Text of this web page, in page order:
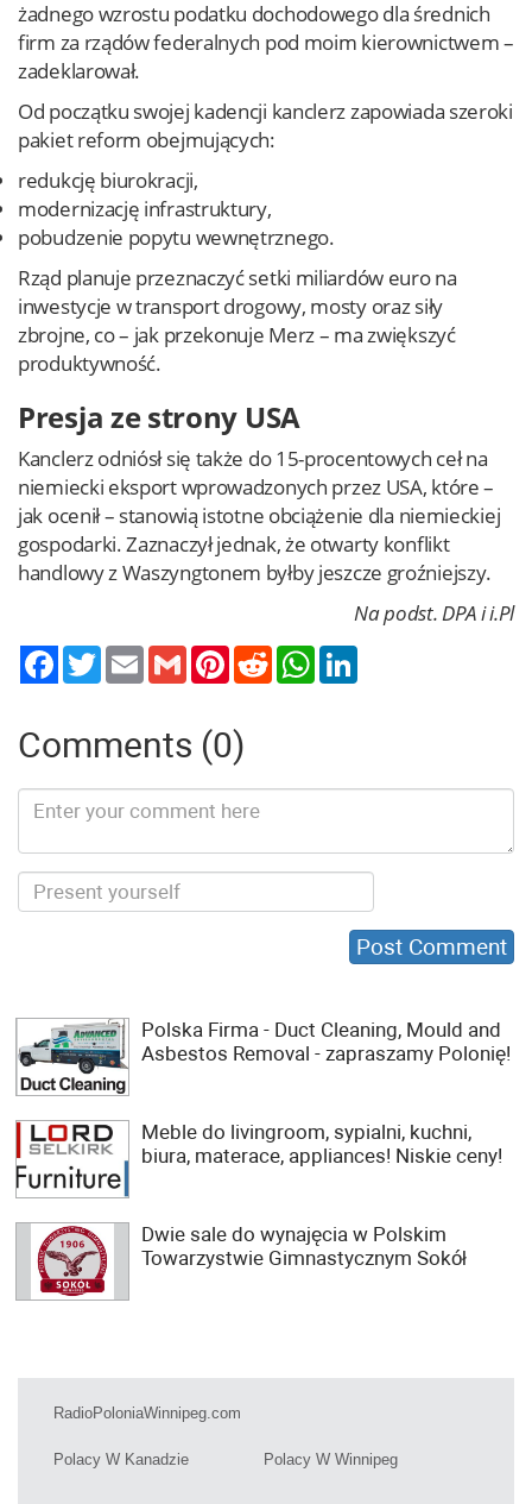
żadnego wzrostu podatku dochodowego dla średnich
firm za rządów federalnych pod moim kierownictwem –
zadeklarował.
Od początku swojej kadencji kanclerz zapowiada szeroki
pakiet reform obejmujących:
redukcję biurokracji,
modernizację infrastruktury,
pobudzenie popytu wewnętrznego.
Rząd planuje przeznaczyć setki miliardów euro na
inwestycje w transport drogowy, mosty oraz siły
zbrojne, co – jak przekonuje Merz – ma zwiększyć
produktywność.
Presja ze strony USA
Kanclerz odniósł się także do 15-procentowych ceł na
niemiecki eksport wprowadzonych przez USA, które –
jak ocenił – stanowią istotne obciążenie dla niemieckiej
gospodarki. Zaznaczył jednak, że otwarty konflikt
handlowy z Waszyngtonem byłby jeszcze groźniejszy.
Na podst. DPA i i.Pl
TwitterEmail Gmail PinterestReddit WhatsApp
Comments (0)
Polska Firma - Duct Cleaning, Mould and
Asbestos Removal - zapraszamy Polonię!
Meble do livingroom, sypialni, kuchni,
biura, materace, appliances! Niskie ceny!
Dwie sale do wynajęcia w Polskim
Towarzystwie Gimnastycznym Sokół
RadioPoloniaWinnipeg.com
Polacy W Kanadzie Polacy W Winnipeg